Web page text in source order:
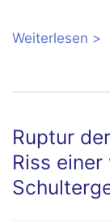
Weiterlesen
Ruptur
Riss